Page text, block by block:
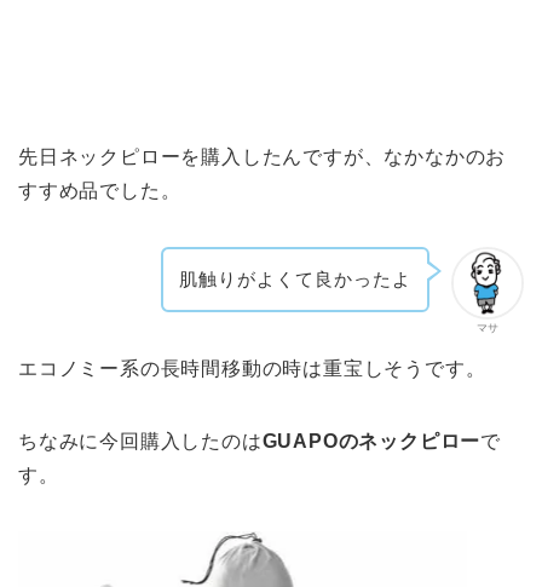
先日ネックピローを購入したんですが、なかなかのお
すすめ品でした。
マサ
肌触りがよくて良かったよ
エコノミー系の長時間移動の時は重宝しそうです。
ちなみに今回購入したのはGUAPOのネックピローで
す。